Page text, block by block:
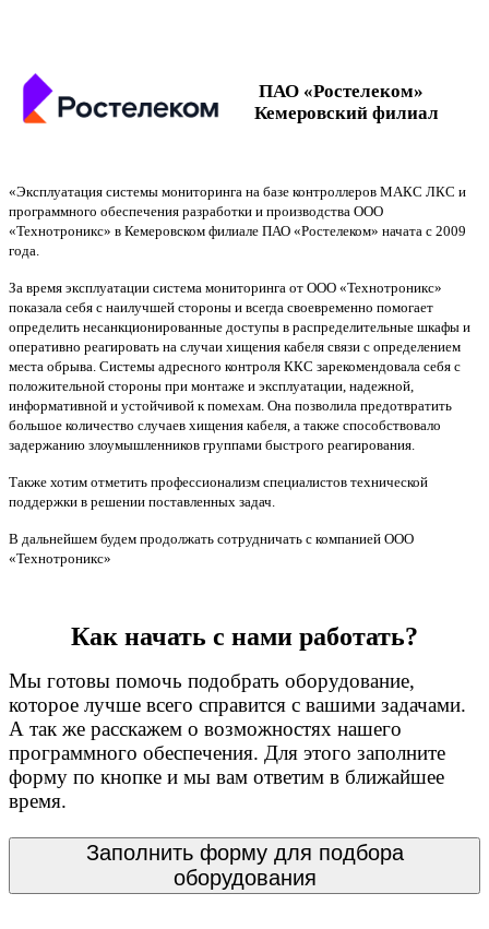
ПАО «Ростелеком»
Кемеровский филиал
«Эксплуатация системы мониторинга на базе контроллеров МАКС ЛКС и
программного обеспечения разработки и производства ООО
«Технотроникс» в Кемеровском филиале ПАО «Ростелеком» начата с 2009
года.
За время эксплуатации система мониторинга от ООО «Технотроникс»
показала себя с наилучшей стороны и всегда своевременно помогает
определить несанкционированные доступы в распределительные шкафы и
оперативно реагировать на случаи хищения кабеля связи с определением
места обрыва. Системы адресного контроля ККС зарекомендовала себя с
положительной стороны при монтаже и эксплуатации, надежной,
информативной и устойчивой к помехам. Она позволила предотвратить
большое количество случаев хищения кабеля, а также способствовало
задержанию злоумышленников группами быстрого реагирования.
Также хотим отметить профессионализм специалистов технической
поддержки в решении поставленных задач.
В дальнейшем будем продолжать сотрудничать с компанией ООО
«Технотроникс»
Как начать с нами работать?
Мы готовы помочь подобрать оборудование,
которое лучше всего справится с вашими задачами.
А так же расскажем о возможностях нашего
программного обеспечения. Для этого заполните
форму по кнопке и мы вам ответим в ближайшее
время.
Заполнить форму для подбора
оборудования